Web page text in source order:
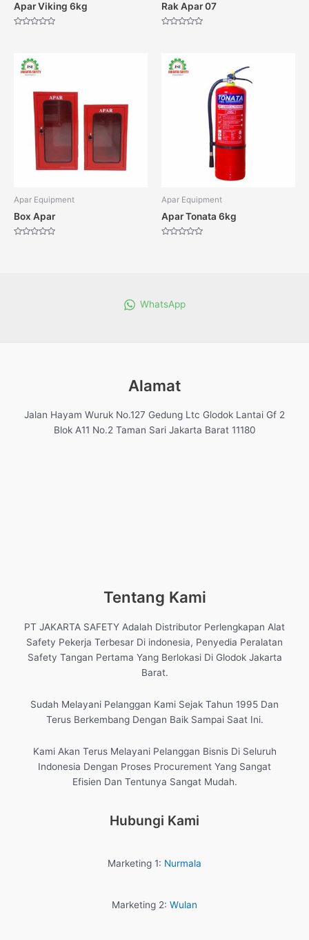
Apar Viking 6kg Rak Apar 07
Apar Equipment
Box Apar
Apar Equipment
Apar Tonata 6kg
WhatsApp
Alamat
Jalan Hayam Wuruk No.127 Gedung Ltc Glodok Lantai Gf 2
Blok A11 No.2 Taman Sari Jakarta Barat 11180
Tentang Kami
PT JAKARTA SAFETY Adalah Distributor Perlengkapan Alat
Safety Pekerja Terbesar Di indonesia, Penyedia Peralatan
Safety Tangan Pertama Yang Berlokasi Di Glodok Jakarta
Barat.
Sudah Melayani Pelanggan Kami Sejak Tahun 1995 Dan
Terus Berkembang Dengan Baik Sampai Saat Ini.
Kami Akan Terus Melayani Pelanggan Bisnis Di Seluruh
Indonesia Dengan Proses Procurement Yang Sangat
Efisien Dan Tentunya Sangat Mudah.
Hubungi Kami
Marketing 1: Nurmala
Marketing 2: Wulan